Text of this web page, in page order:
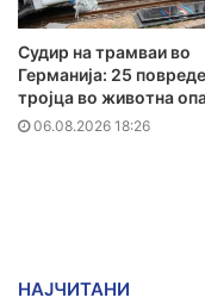
Судир на трамваи во
Германија: 25
тројца во животна
06.08.2026 18:26
НАЈЧИТАНИ